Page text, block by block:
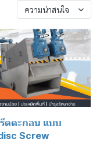
ความน่าสนใจ
รีดตะกอน แบบ
Screw